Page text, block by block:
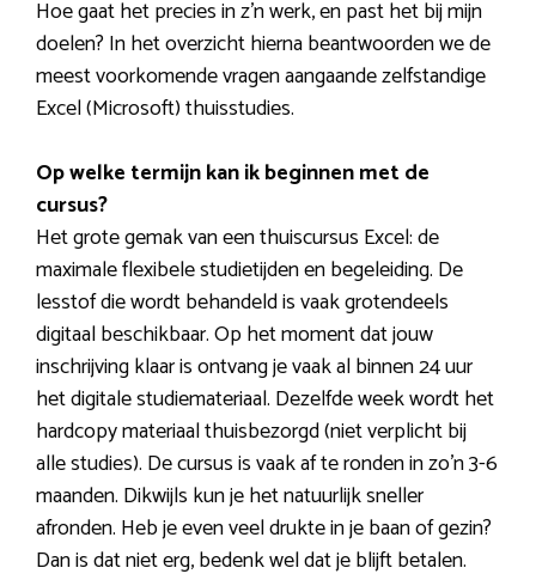
Hoe gaat het precies in z’n werk, en past het bij mijn
doelen? In het overzicht hierna beantwoorden we de
meest voorkomende vragen aangaande zelfstandige
Excel (Microsoft) thuisstudies.
Op welke termijn kan ik beginnen met de
cursus?
Het grote gemak van een thuiscursus Excel: de
maximale flexibele studietijden en begeleiding. De
lesstof die wordt behandeld is vaak grotendeels
digitaal beschikbaar. Op het moment dat jouw
inschrijving klaar is ontvang je vaak al binnen 24 uur
het digitale studiemateriaal. Dezelfde week wordt het
hardcopy materiaal thuisbezorgd (niet verplicht bij
alle studies). De cursus is vaak af te ronden in zo’n 3-6
maanden. Dikwijls kun je het natuurlijk sneller
afronden. Heb je even veel drukte in je baan of gezin?
Dan is dat niet erg, bedenk wel dat je blijft betalen.